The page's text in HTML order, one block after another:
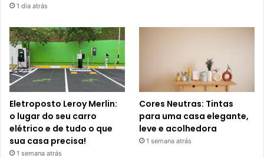
1 dia atrás
Eletroposto Leroy Merlin:
o lugar do seu carro
elétrico e de tudo o que
sua casa precisa!
1 semana atrás
Cores Neutras: Tintas
para uma casa elegante,
leve e acolhedora
1 semana atrás